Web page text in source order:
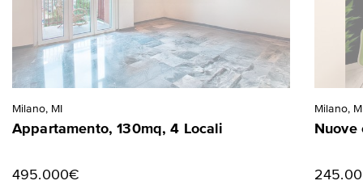
Milano, MI
Appartamento, 130mq, 4 Locali
495.000€
Milano,